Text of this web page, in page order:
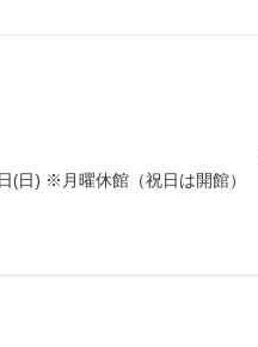
(日) ※月曜休館（祝日は開館）